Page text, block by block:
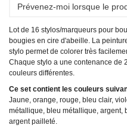
Prévenez-moi lorsque le
Lot de 16 stylos/marqueurs pour
bougies en cire d'abeille. La
stylo permet de colorer très
Chaque stylo a une contenance de
couleurs différentes.
Ce set contient les couleurs
Jaune, orange, rouge, bleu clair,
métallique, bleu métallique, argent,
argent pailleté.